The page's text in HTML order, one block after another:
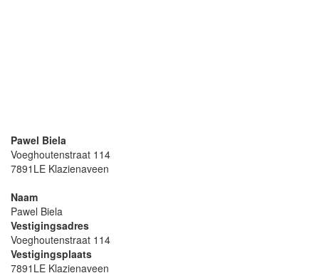
Pawel Biela
Voeghoutenstraat 114
7891LE Klazienaveen
Naam
Pawel Biela
Vestigingsadres
Voeghoutenstraat 114
Vestigingsplaats
7891LE Klazienaveen